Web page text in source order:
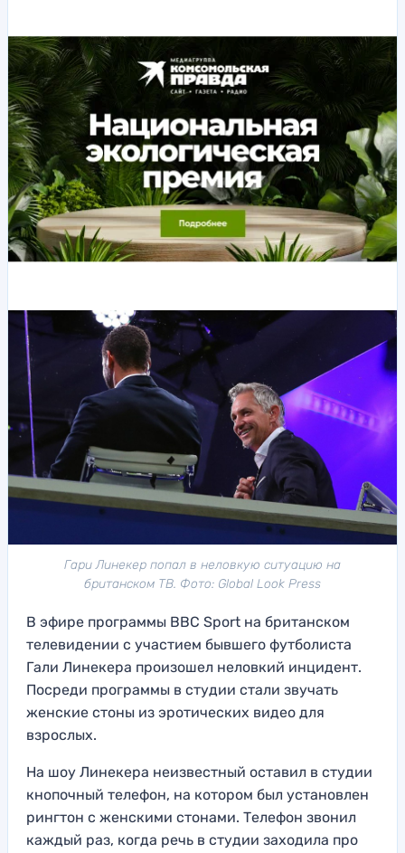
Гари Линекер попал в неловкую ситуацию на
британском ТВ. Фото: Global Look Press
В эфире программы BBC Sport на британском
телевидении с участием бывшего футболиста
Гали Линекера произошел неловкий инцидент.
Посреди программы в студии стали звучать
женские стоны из эротических видео для
взрослых.
На шоу Линекера неизвестный оставил в студии
кнопочный телефон, на котором был установлен
рингтон с женскими стонами. Телефон звонил
каждый раз, когда речь в студии заходила про